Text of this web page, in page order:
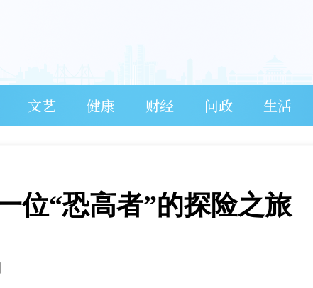
文艺 健康 财经 问政 生活
位“恐高者”的探险之旅